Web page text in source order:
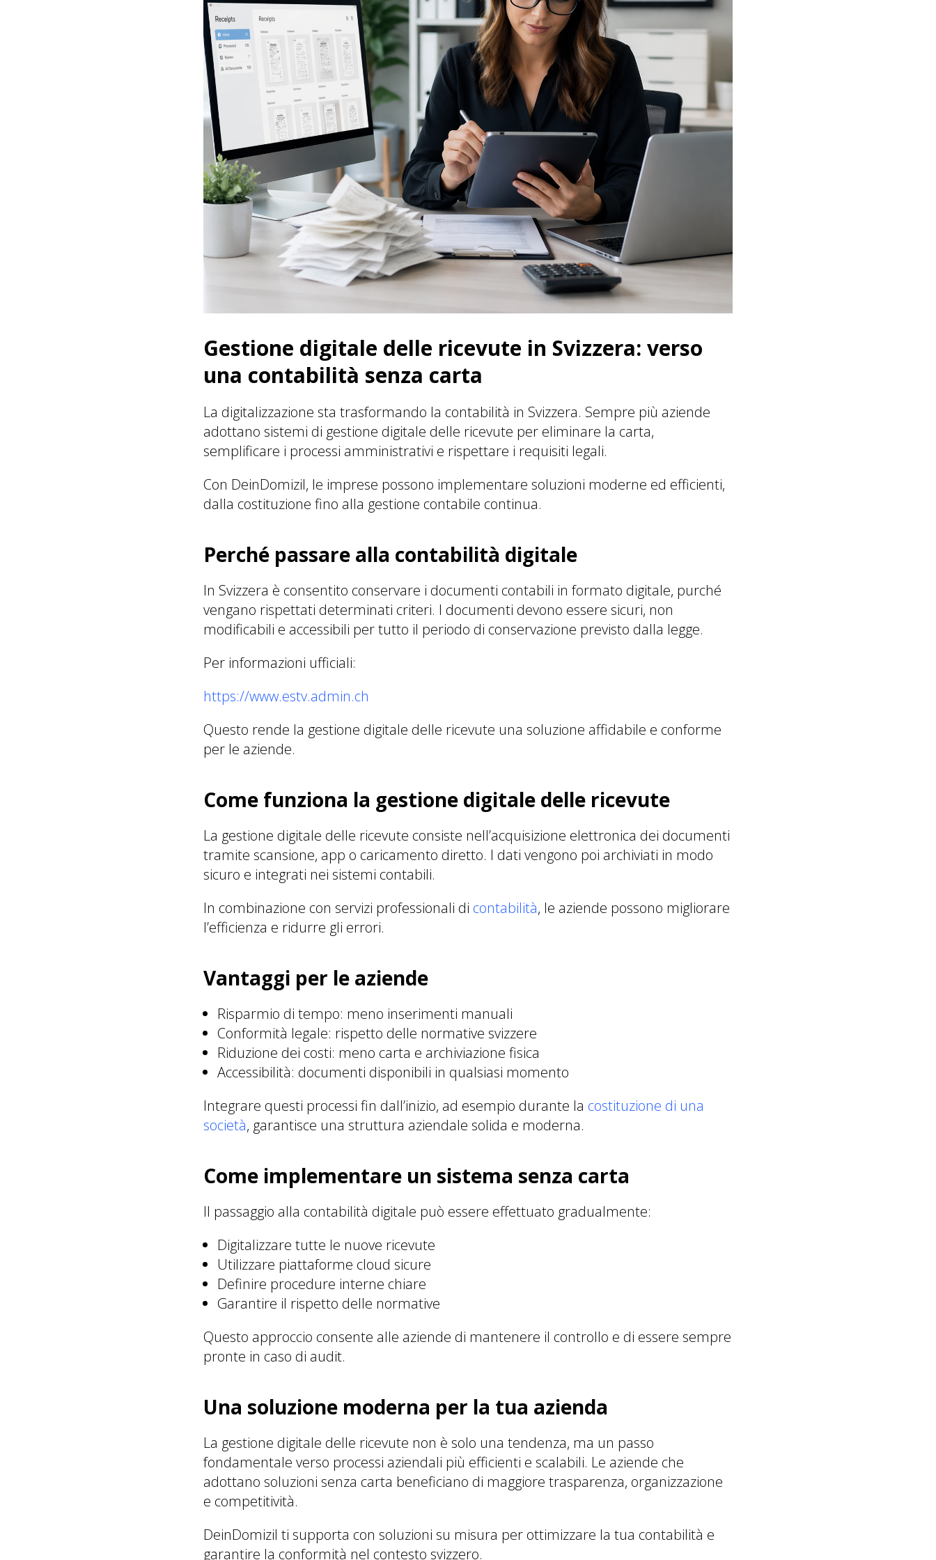
Gestione digitale delle ricevute in Svizzera: verso
una contabilità senza carta
La digitalizzazione sta trasformando la contabilità in Svizzera. Sempre più aziende
adottano sistemi di gestione digitale delle ricevute per eliminare la carta,
semplificare i processi amministrativi e rispettare i requisiti legali.
Con DeinDomizil, le imprese possono implementare soluzioni moderne ed efficienti,
dalla costituzione fino alla gestione contabile continua.
Perché passare alla contabilità digitale
In Svizzera è consentito conservare i documenti contabili in formato digitale, purché
vengano rispettati determinati criteri. I documenti devono essere sicuri, non
modificabili e accessibili per tutto il periodo di conservazione previsto dalla legge.
Per informazioni ufficiali:
https://www.estv.admin.ch
Questo rende la gestione digitale delle ricevute una soluzione affidabile e conforme
per le aziende.
Come funziona la gestione digitale delle ricevute
La gestione digitale delle ricevute consiste nell’acquisizione elettronica dei documenti
tramite scansione, app o caricamento diretto. I dati vengono poi archiviati in modo
sicuro e integrati nei sistemi contabili.
In combinazione con servizi professionali di contabilità, le aziende possono migliorare
l’efficienza e ridurre gli errori.
Vantaggi per le aziende
Risparmio di tempo: meno inserimenti manuali
Conformità legale: rispetto delle normative svizzere
Riduzione dei costi: meno carta e archiviazione fisica
Accessibilità: documenti disponibili in qualsiasi momento
Integrare questi processi fin dall’inizio, ad esempio durante la costituzione di una
società, garantisce una struttura aziendale solida e moderna.
Come implementare un sistema senza carta
Il passaggio alla contabilità digitale può essere effettuato gradualmente:
Digitalizzare tutte le nuove ricevute
Utilizzare piattaforme cloud sicure
Definire procedure interne chiare
Garantire il rispetto delle normative
Questo approccio consente alle aziende di mantenere il controllo e di essere sempre
pronte in caso di audit.
Una soluzione moderna per la tua azienda
La gestione digitale delle ricevute non è solo una tendenza, ma un passo
fondamentale verso processi aziendali più efficienti e scalabili. Le aziende che
adottano soluzioni senza carta beneficiano di maggiore trasparenza, organizzazione
e competitività.
DeinDomizil ti supporta con soluzioni su misura per ottimizzare la tua contabilità e
garantire la conformità nel contesto svizzero.